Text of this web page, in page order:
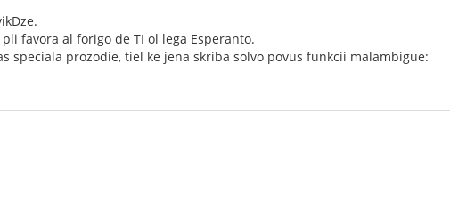
favora al forigo de TI ol lega Esperanto.
speciala prozodie, tiel ke jena skriba solvo povus funkcii malambigue: